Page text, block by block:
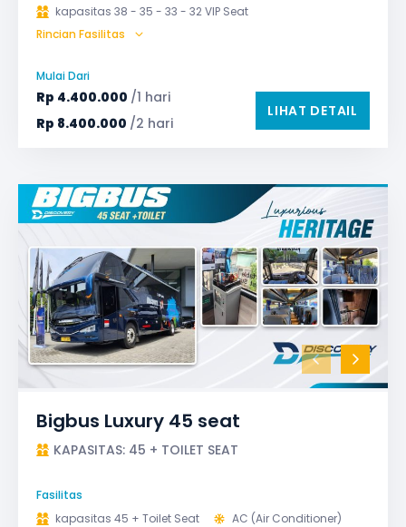
kapasitas 38 - 35 - 33 - 32 VIP Seat
AC (Air Conditioner)
Microphone untuk karaoke
Reclining Seat
Safety Tools (P3K, Windows Breaker, dll)
Rincian Fasilitas
Mulai Dari
Rp 4.400.000 /1 hari
Rp 8.400.000 /2 hari
LIHAT DETAIL
Bigbus Luxury 45 seat
KAPASITAS: 45 + TOILET SEAT
Fasilitas
kapasitas 45 + Toilet Seat
AC (Air Conditioner)